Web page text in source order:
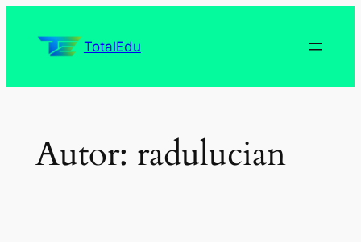
conținut
TotalEdu
Autor: radulucian